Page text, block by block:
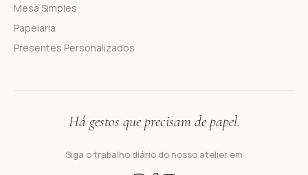
Mesa Simples
Papelaria
Presentes Personalizados
Há gestos que precisam de papel.
Siga o trabalho diário do nosso atelier em